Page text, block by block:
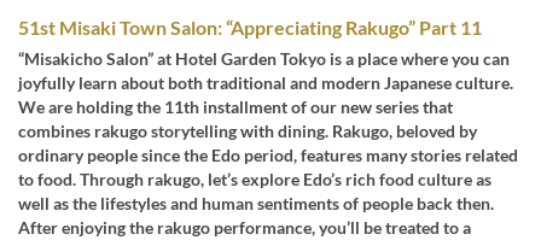
51st Misaki Town Salon: “Appreciating Rakugo” Part 11
“Misakicho Salon” at Hotel Garden Tokyo is a place where you can
joyfully learn about both traditional and modern Japanese culture.
We are holding the 11th installment of our new series that
combines rakugo storytelling with dining. Rakugo, beloved by
ordinary people since the Edo period, features many stories related
to food. Through rakugo, let’s explore Edo’s rich food culture as
well as the lifestyles and human sentiments of people back then.
After enjoying the rakugo performance, you’ll be treated to a